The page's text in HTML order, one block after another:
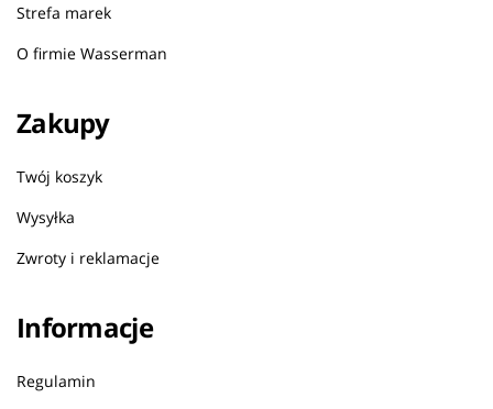
Strefa marek
O firmie Wasserman
Zakupy
Twój koszyk
Wysyłka
Zwroty i reklamacje
Informacje
Regulamin